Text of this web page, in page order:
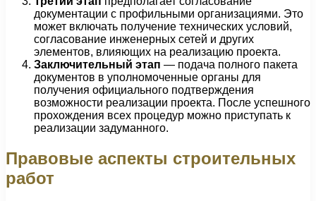
документации с профильными организациями. Это
может включать получение технических условий,
согласование инженерных сетей и других
элементов, влияющих на реализацию проекта.
Заключительный этап — подача полного пакета
документов в уполномоченные органы для
получения официального подтверждения
возможности реализации проекта. После успешного
прохождения всех процедур можно приступать к
реализации задуманного.
Правовые аспекты строительных
работ